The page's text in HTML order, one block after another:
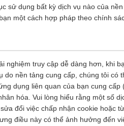
sử dụng bất kỳ dịch vụ nào của
một cách hợp pháp theo chính
nghiệm truy cập dễ dàng hơn, khi
do nền tảng cung cấp, chúng tôi
dụng liên quan của bạn cung
hóa. Vui lòng hiểu rằng một số
đổi việc chấp nhận cookie hoặc
điều này có thể ảnh hưởng đến